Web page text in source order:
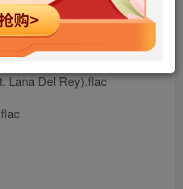
Lana Del Rey).flac